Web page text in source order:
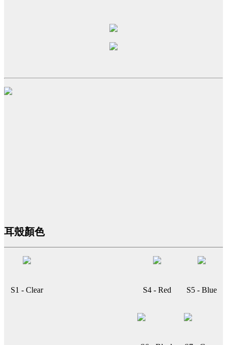
耳殼顏色
S1 - Clear S4 - Red S5 - Blue